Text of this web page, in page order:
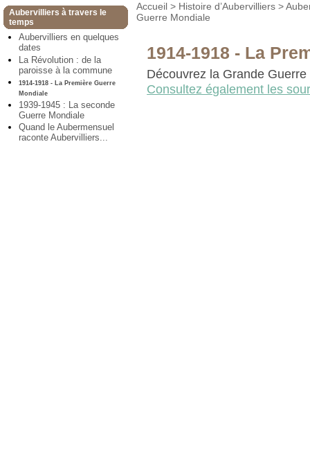
Aubervilliers à travers le
temps
Aubervilliers en quelques
dates
La Révolution : de la
paroisse à la commune
1914-1918 - La Première Guerre
Mondiale
1939-1945 : La seconde
Guerre Mondiale
Quand le Aubermensuel
raconte Aubervilliers...
Accueil > Histoire d’Aubervilliers>
Guerre Mondiale
1914-1918 - La
Découvrez la Grande
Consultez également les